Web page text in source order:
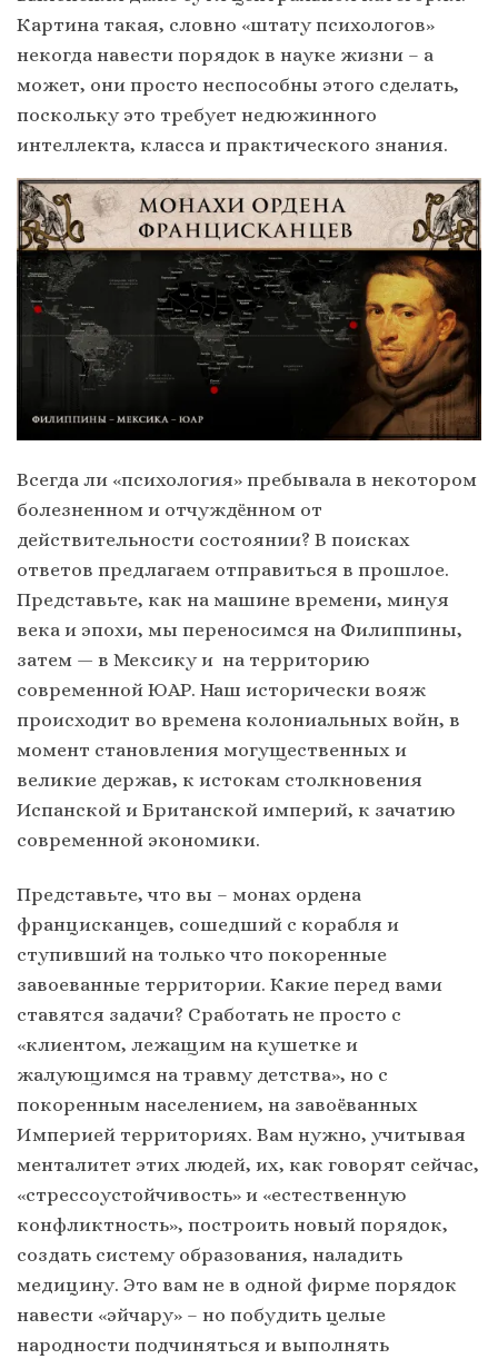
Картина такая, словно «штату психологов»
некогда навести порядок в науке жизни – а
может, они просто неспособны этого сделать,
поскольку это требует недюжинного
интеллекта, класса и практического знания.
Всегда ли «психология» пребывала в некотором
болезненном и отчуждённом от
действительности состоянии? В поисках
ответов предлагаем отправиться в прошлое.
Представьте, как на машине времени, минуя
века и эпохи, мы переносимся на Филиппины,
затем — в Мексику и на территорию
современной ЮАР. Наш исторически вояж
происходит во времена колониальных войн, в
момент становления могущественных и
великие держав, к истокам столкновения
Испанской и Британской империй, к зачатию
современной экономики.
Представьте, что вы – монах ордена
францисканцев, сошедший с корабля и
ступивший на только что покоренные
завоеванные территории. Какие перед вами
ставятся задачи? Сработать не просто с
«клиентом, лежащим на кушетке и
жалующимся на травму детства», но с
покоренным населением, на завоёванных
Империей территориях. Вам нужно, учитывая
менталитет этих людей, их, как говорят сейчас,
«стрессоустойчивость» и «естественную
конфликтность», построить новый порядок,
создать систему образования, наладить
медицину. Это вам не в одной фирме порядок
навести «эйчару» – но побудить целые
народности подчиняться и выполнять